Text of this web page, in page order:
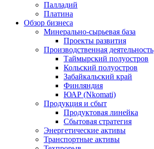
Палладий
Платина
Обзор бизнеса
Минерально-сырьевая база
Проекты развития
Производственная деятельность
Таймырский полуостров
Кольский полуостров
Забайкальский край
Финляндия
ЮАР (Nkomati)
Продукция и сбыт
Продуктовая линейка
Сбытовая стратегия
Энергетические активы
Транспортные активы